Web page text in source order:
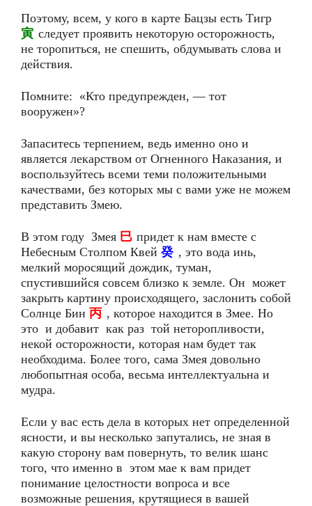
Поэтому, всем, у кого в карте Бацзы есть Тигр
寅 следует проявить некоторую осторожность,
не торопиться, не спешить, обдумывать слова и
действия.
Помните: «Кто предупрежден, — тот
вооружен»?
Запаситесь терпением, ведь именно оно и
является лекарством от Огненного Наказания, и
воспользуйтесь всеми теми положительными
качествами, без которых мы с вами уже не можем
представить Змею.
В этом году Змея 巳 придет к нам вместе с
Небесным Столпом Квей 癸 , это вода инь,
мелкий моросящий дождик, туман,
спустившийся совсем близко к земле. Он может
закрыть картину происходящего, заслонить собой
Солнце Бин 丙 , которое находится в Змее. Но
это и добавит как раз той неторопливости,
некой осторожности, которая нам будет так
необходима. Более того, сама Змея довольно
любопытная особа, весьма интеллектуальна и
мудра.
Если у вас есть дела в которых нет определенной
ясности, и вы несколько запутались, не зная в
какую сторону вам повернуть, то велик шанс
того, что именно в этом мае к вам придет
понимание целостности вопроса и все
возможные решения, крутящиеся в вашей